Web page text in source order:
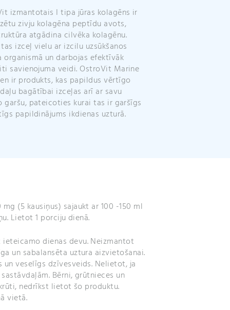
izmantotais I tipa jūras kolagēns ir
zivju kolagēna peptīdu avots,
atgādina cilvēka kolagēnu.
izceļ vielu ar izcilu uzsūkšanos
organismā un darbojas efektīvāk
savienojuma veidi. OstroVit Marine
ir produkts, kas papildus vērtīgo
bagātībai izceļas arī ar savu
garšu, pateicoties kurai tas ir garšīgs
papildinājums ikdienas uzturā.
(5 kausiņus) sajaukt ar 100 -150 ml
Lietot 1 porciju dienā.
dienas devu. Neizmantot
un sabalansēta uztura aizvietošanai.
veselīgs dzīvesveids. Nelietot, ja
Bērni, grūtnieces un
nedrīkst lietot šo produktu.
vietā.